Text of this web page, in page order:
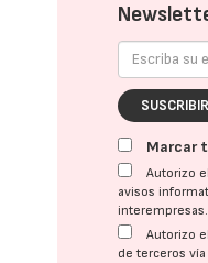
Marcar
Autorizo
avisos
Autorizo
de terceros